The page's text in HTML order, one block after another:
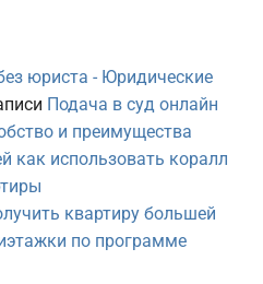
юриста - Юридические
Подача в суд онлайн
и преимущества
как использовать коралл
квартиру большей
по программе